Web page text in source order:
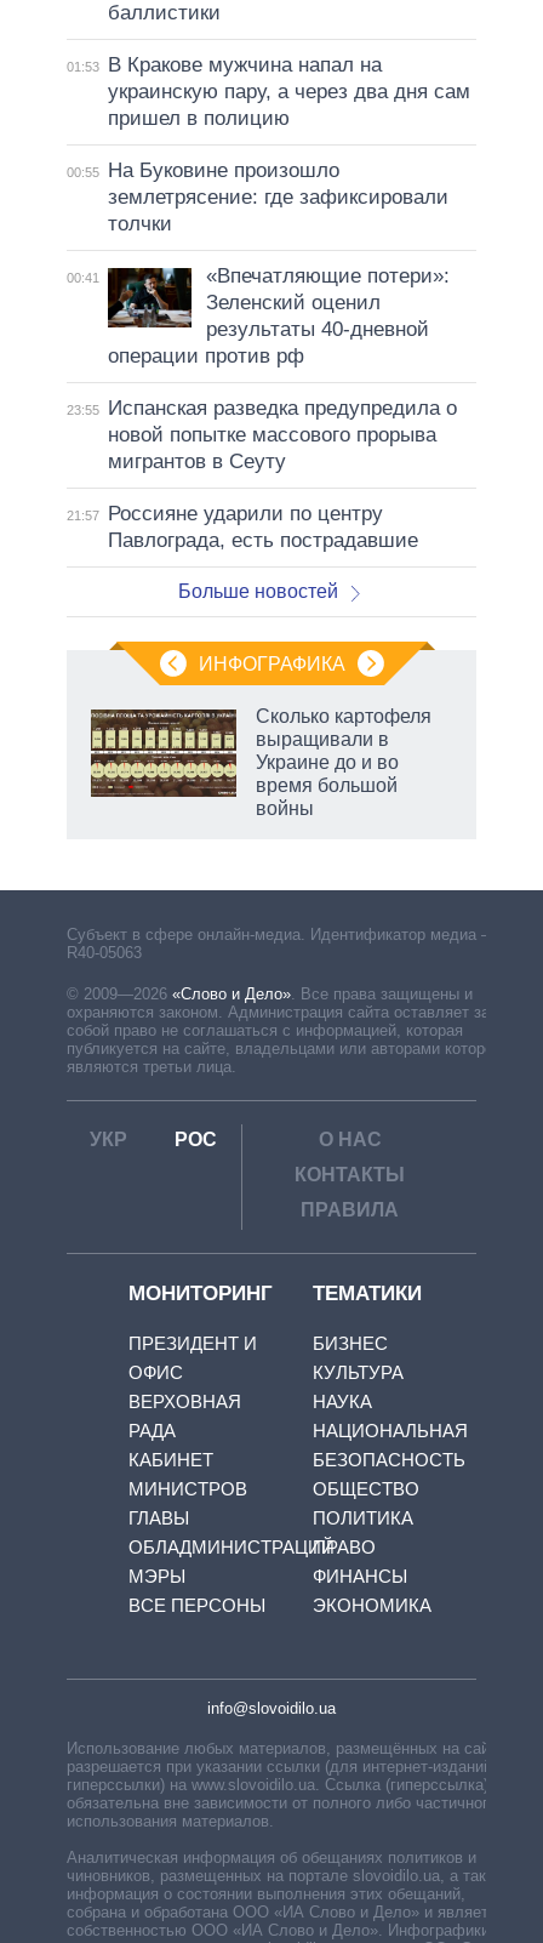
баллистики
01:53
В Кракове мужчина напал на
украинскую пару, а через два дня сам
пришел в полицию
00:55
На Буковине произошло
землетрясение: где зафиксировали
толчки
00:41
«Впечатляющие потери»:
Зеленский оценил
результаты 40-дневной
операции против рф
23:55
Испанская разведка предупредила о
новой попытке массового прорыва
мигрантов в Сеуту
21:57
Россияне ударили по центру
Павлограда, есть пострадавшие
Больше новостей
ИНФОГРАФИКА
Сколько картофеля
выращивали в
Украине до и во
время большой
войны
Субъект в сфере онлайн-медиа. Идентификатор медиа –
R40-05063
© 2009—2026 «Слово и Дело». Все права защищены и
охраняются законом. Администрация сайта оставляет за
собой право не соглашаться с информацией, которая
публикуется на сайте, владельцами или авторами которой
являются третьи лица.
УКР РОС
О НАС
КОНТАКТЫ
ПРАВИЛА
МОНИТОРИНГ
ПРЕЗИДЕНТ И
ОФИС
ВЕРХОВНАЯ
РАДА
КАБИНЕТ
МИНИСТРОВ
ГЛАВЫ
ОБЛАДМИНИСТРАЦИЙ
МЭРЫ
ВСЕ ПЕРСОНЫ
ТЕМАТИКИ
БИЗНЕС
КУЛЬТУРА
НАУКА
НАЦИОНАЛЬНАЯ
БЕЗОПАСНОСТЬ
ОБЩЕСТВО
ПОЛИТИКА
ПРАВО
ФИНАНСЫ
ЭКОНОМИКА
info@slovoidilo.ua
Использование любых материалов, размещённых на сайте,
разрешается при указании ссылки (для интернет-изданий —
гиперссылки) на www.slovoidilo.ua. Ссылка (гиперссылка)
обязательна вне зависимости от полного либо частичного
использования материалов.
Аналитическая информация об обещаниях политиков и
чиновников, размещенных на портале slovoidilo.ua, а также
информация о состоянии выполнения этих обещаний,
собрана и обработана ООО «ИА Слово и Дело» и является
собственностью ООО «ИА Слово и Дело». Инфографики,